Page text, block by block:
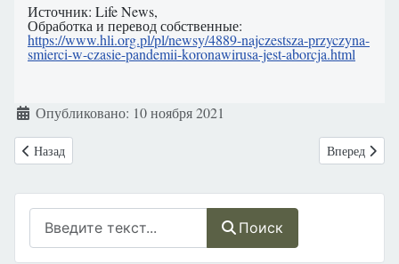
Поиск
Источник: Life News,
Обработка и перевод собственные:
https://www.hli.org.pl/pl/newsy/4889-najczestsza-przyczyna-
smierci-w-czasie-pandemii-koronawirusa-jest-aborcja.html
Информация о материале
Опубликовано: 10 ноября 2021
Предыдущий: Польша: «Клиника имени д-р Оли для бездомных»
Назад Следующий:
Вперед